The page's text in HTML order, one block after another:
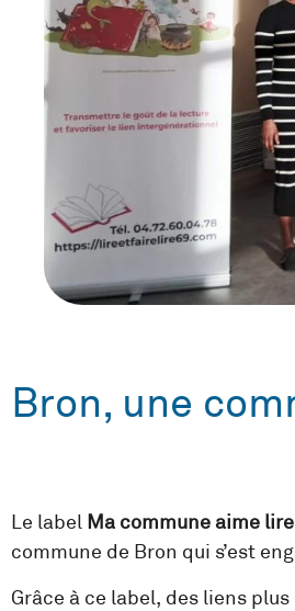
Bron, une
Le label Ma commune aime
commune de Bron qui s’est
Grâce à ce label, des liens